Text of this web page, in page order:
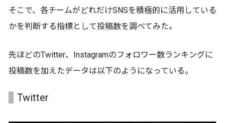
そこで、各チームがどれだけSNSを積極的に活用している
かを判断する指標として投稿数を調べてみた。
先ほどのTwitter、Instagramのフォロワー数ランキングに
投稿数を加えたデータは以下のようになっている。
Twitter